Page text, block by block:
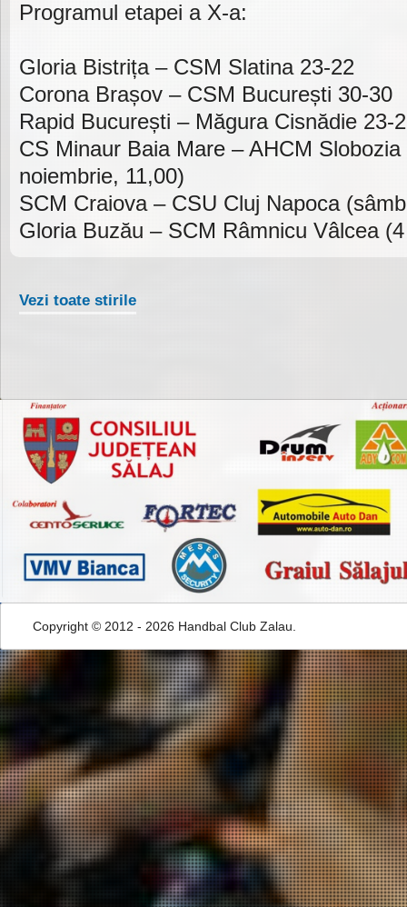
Programul etapei a X-a:
Gloria Bistrița – CSM Slatina 23-22
Corona Brașov – CSM București 30-30
Rapid București – Măgura Cisnădie 23-
CS Minaur Baia Mare – AHCM
noiembrie, 11,00)
SCM Craiova – CSU Cluj Napoca
Gloria Buzău – SCM Râmnicu Vâlcea
Vezi toate stirile
Copyright © 2012 - 2026 Handbal Club Zalau.